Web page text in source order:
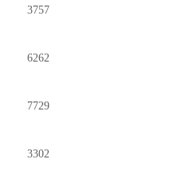
3757
6262
7729
3302